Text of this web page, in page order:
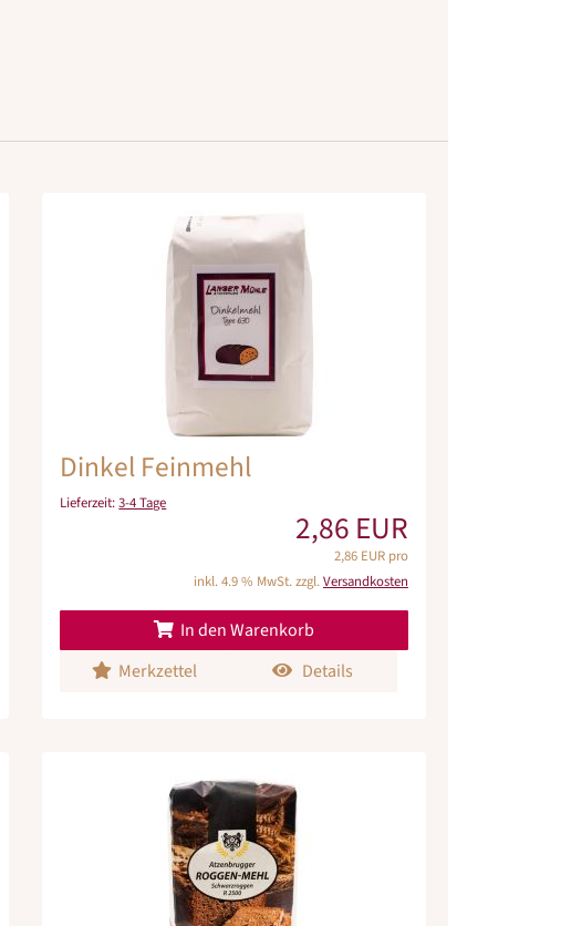
Dinkel Feinmehl
Lieferzeit:3-4 Tage
2,86 EUR
2,86 EUR pro
inkl. 4.9 % MwSt. zzgl.Versandkosten
In den Warenkorb
Merkzettel
Details